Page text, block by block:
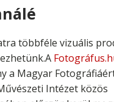
többféle vizuális
a Magyar
Intézet közös